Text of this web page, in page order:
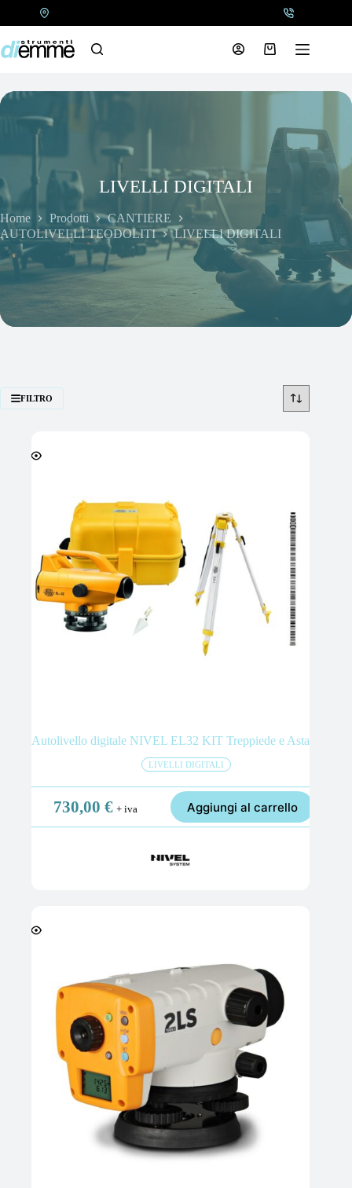
Carrello
LIVELLI DIGITALI
Home Prodotti
CANTIERE
AUTOLIVELLI TEODOLITI
LIVELLI DIGITALI
FILTRO
Autolivello digitale NIVEL EL32 KIT Treppiede e Asta
LIVELLI DIGITALI
730,00 € + iva Aggiungi al carrello